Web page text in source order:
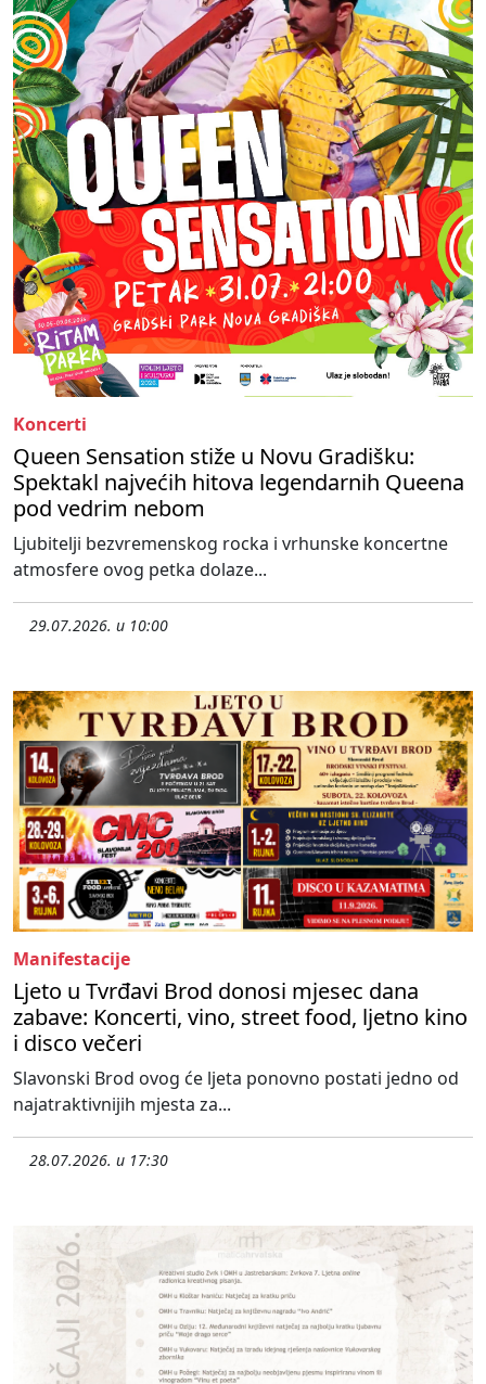
Koncerti
Queen Sensation stiže u Novu Gradišku:
Spektakl najvećih hitova legendarnih Queena
pod vedrim nebom
Ljubitelji bezvremenskog rocka i vrhunske koncertne
atmosfere ovog petka dolaze...
29.07.2026. u 10:00
Manifestacije
Ljeto u Tvrđavi Brod donosi mjesec dana
zabave: Koncerti, vino, street food, ljetno kino
i disco večeri
Slavonski Brod ovog će ljeta ponovno postati jedno od
najatraktivnijih mjesta za...
28.07.2026. u 17:30